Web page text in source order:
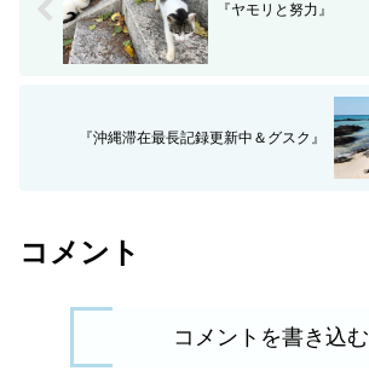
『ヤモリと努力』
『沖縄滞在最長記録更新中＆グスク』
コメント
コメントを書き込む